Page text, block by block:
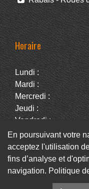
Horaire
Lundi :
Mardi :
Mercredi :
Jeudi :
Vendredi :
Samedi :
Dimanche :
En poursuivant votre
acceptez l'utilisation
fins d’analyse et
navigation. Politique